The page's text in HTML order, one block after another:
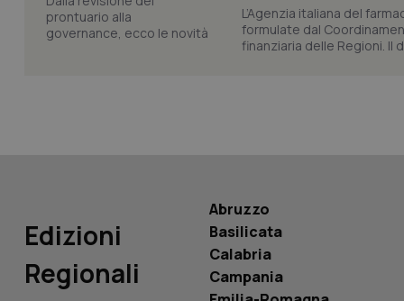
L’Agenzia italiana del
formulate dal
finanziaria delle Regioni. Il
Edizioni
Regionali
Abruzzo
Basilicata
Calabria
Campania
__Secure-YNID